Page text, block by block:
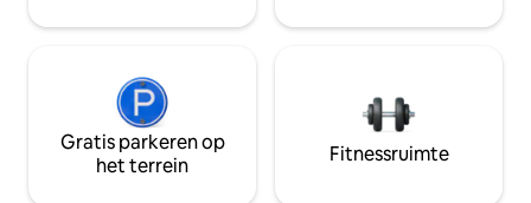
Gratis parkeren op
het terrein
Fitnessruimte